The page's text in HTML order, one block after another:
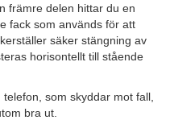
främre delen hittar du en
fack som används för att
säker stängning av
horisontellt till stående
som skyddar mot fall,
bra ut.